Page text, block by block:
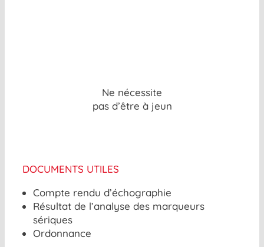
Ne nécessite
pas d’être à jeun
DOCUMENTS UTILES
Compte rendu d’échographie
Résultat de l’analyse des marqueurs
sériques
Ordonnance